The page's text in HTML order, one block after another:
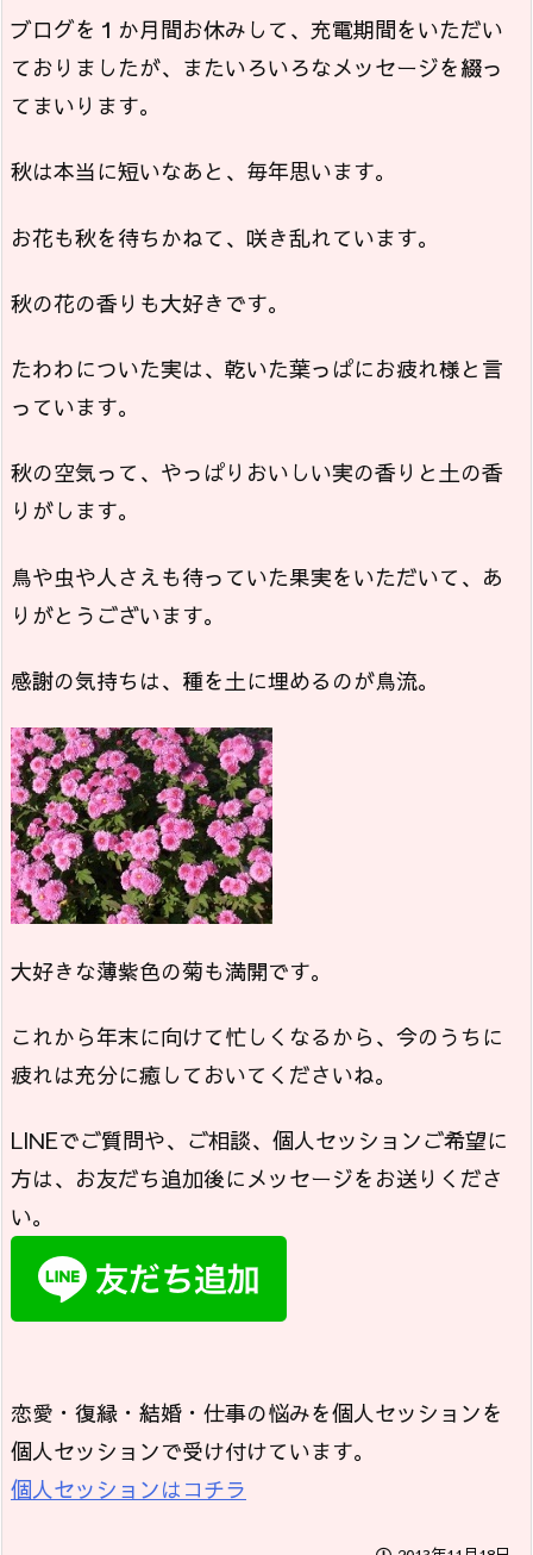
ブログを１か月間お休みして、充電期間をいただい
ておりましたが、またいろいろなメッセージを綴っ
てまいります。
秋は本当に短いなあと、毎年思います。
お花も秋を待ちかねて、咲き乱れています。
秋の花の香りも大好きです。
たわわについた実は、乾いた葉っぱにお疲れ様と言
っています。
秋の空気って、やっぱりおいしい実の香りと土の香
りがします。
鳥や虫や人さえも待っていた果実をいただいて、あ
りがとうございます。
感謝の気持ちは、種を土に埋めるのが鳥流。
大好きな薄紫色の菊も満開です。
これから年末に向けて忙しくなるから、今のうちに
疲れは充分に癒しておいてくださいね。
LINEでご質問や、ご相談、個人セッションご希望に
方は、お友だち追加後にメッセージをお送りくださ
い。
恋愛・復縁・結婚・仕事の悩みを個人セッションを
個人セッションで受け付けています。
個人セッションはコチラ